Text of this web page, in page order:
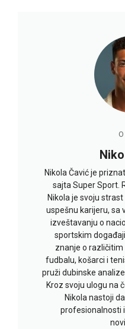
Nikola Čavić je
sajta Super Sport.
Nikola je svoju
uspešnu karijeru, sa
izveštavanju o
sportskim
znanje o
fudbalu, košarci i
pruži dubinske
Kroz svoju ulogu na
Nikola nastoji
profesionalnosti